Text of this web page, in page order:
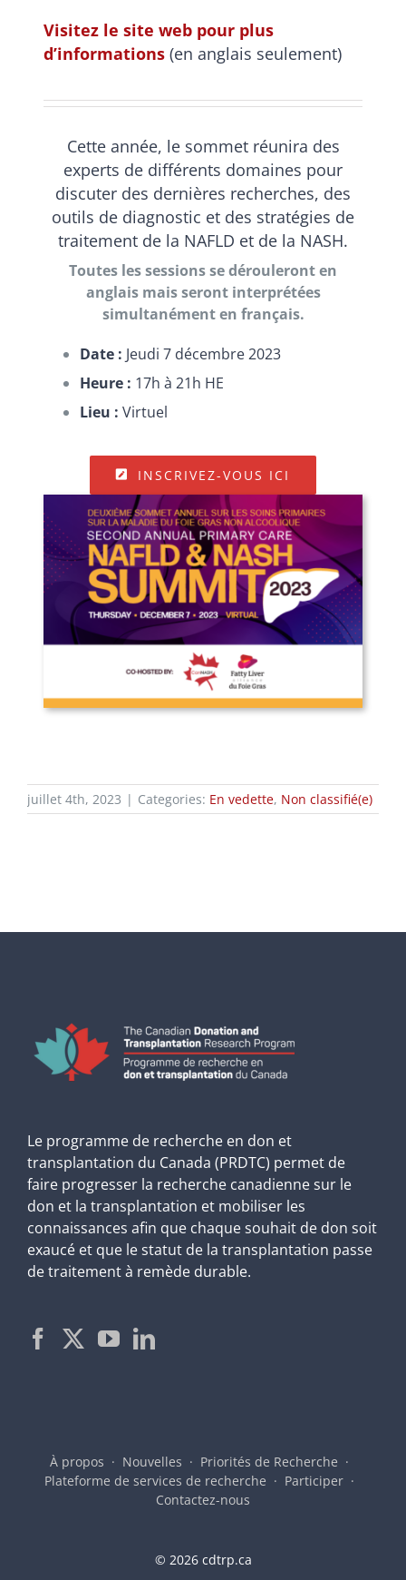
Visitez le site web pour plus
d’informations(en anglais seulement)
Cette année, le sommet réunira des
experts de différents domaines pour
discuter des dernières recherches, des
outils de diagnostic et des stratégies de
traitement de la NAFLD et de la NASH.
Toutes les sessions se dérouleront en
anglais mais seront interprétées
simultanément en français.
Date : Jeudi 7 décembre 2023
Heure : 17h à 21h HE
Lieu : Virtuel
INSCRIVEZ-VOUS ICI
juillet 4th, 2023 | Categories: En vedette, Non classifié(e)
Le programme de recherche en don et
transplantation du Canada (PRDTC) permet de
faire progresser la recherche canadienne sur le
don et la transplantation et mobiliser les
connaissances afin que chaque souhait de don soit
exaucé et que le statut de la transplantation passe
de traitement à remède durable.
À propos Nouvelles
Priorités de Recherche
Plateforme de services de recherche
Participer
Contactez-nous
© 2026 cdtrp.ca